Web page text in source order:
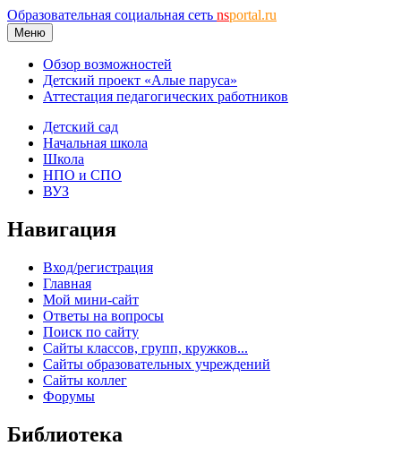
Образовательная социальная сеть nsportal.ru
Меню
Обзор возможностей
Детский проект «Алые паруса»
Аттестация педагогических работников
Детский сад
Начальная школа
Школа
НПО и СПО
ВУЗ
Навигация
Вход/регистрация
Главная
Мой мини-сайт
Ответы на вопросы
Поиск по сайту
Сайты классов, групп, кружков...
Сайты образовательных учреждений
Сайты коллег
Форумы
Библиотека